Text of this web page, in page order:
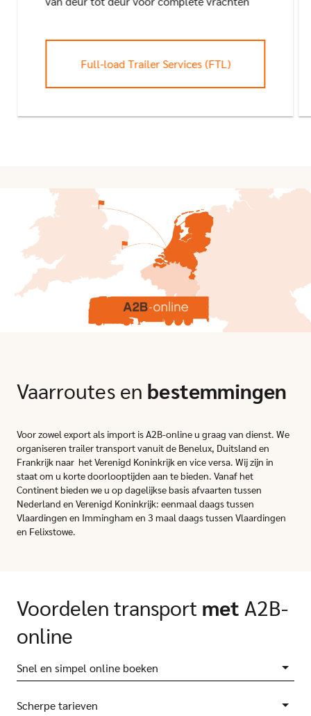
Full-load Trailer Services (FTL)
Vaarroutes en bestemmingen
Voor zowel export als import is A2B-online u graag van dienst. We
organiseren trailer transport vanuit de Benelux, Duitsland en
Frankrijk naar het Verenigd Koninkrijk en vice versa. Wij zijn in
staat om u korte doorlooptijden aan te bieden. Vanaf het
Continent bieden we u op dagelijkse basis afvaarten tussen
Nederland en Verenigd Koninkrijk: eenmaal daags tussen
Vlaardingen en Immingham en 3 maal daags tussen Vlaardingen
en Felixstowe.
Voordelen transport met A2B-
online
Snel en simpel online boeken
Scherpe tarieven